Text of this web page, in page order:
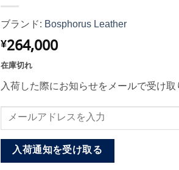
ブランド: Bosphorus Leather
¥264,000
在庫切れ
入荷した際にお知らせをメールで受け取
入荷通知を受け取る